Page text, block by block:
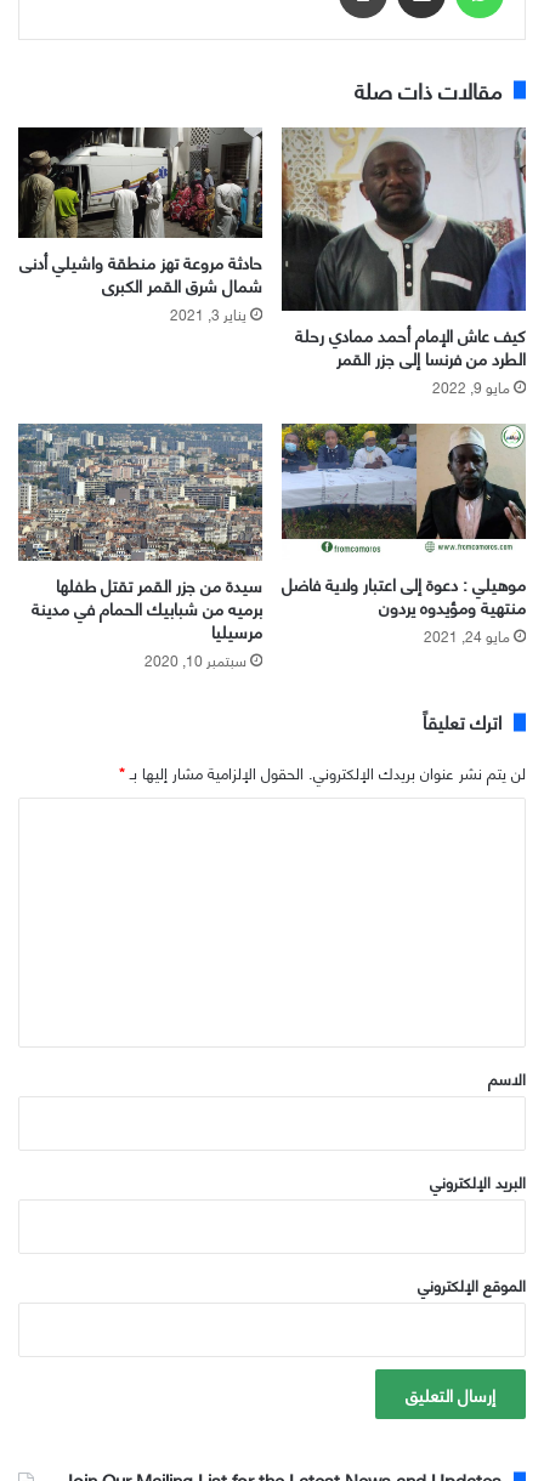
مقالات ذات صلة
كيف عاش الإمام أحمد ممادي رحلة
الطرد من فرنسا إلى جزر القمر
مايو 9, 2022
حادثة مروعة تهز منطقة واشيلي أدنى
شمال شرق القمر الكبرى
يناير 3, 2021
موهيلي : دعوة إلى اعتبار ولاية فاضل
منتهية ومؤيدوه يردون
مايو 24, 2021
سيدة من جزر القمر تقتل طفلها
برميه من شبابيك الحمام في مدينة
مرسيليا
سبتمبر 10, 2020
اترك تعليقاً
لن يتم نشر عنوان بريدك الإلكتروني. الحقول الإلزامية مشار إليها بـ*
*
الاسم
البريد الإلكتروني
الموقع الإلكتروني